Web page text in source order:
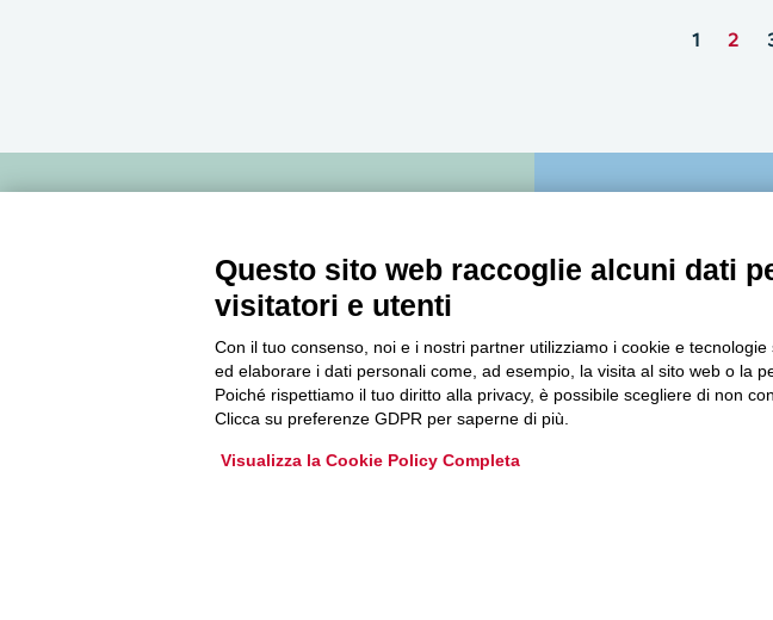
1 2
Accedi o iscriviti alla nostra Newsletter Legacoop
Informazioni per restare sempre aggiornati sul
mondo della cooperazione.
Guarda i nostri video,
Questo sito web raccoglie alcuni dati
visitatori e utenti
Con il tuo consenso, noi e i nostri partner utilizziamo i cookie e
ed elaborare i dati personali come, ad esempio, la visita al sito web o la
Poiché rispettiamo il tuo diritto alla privacy, è possibile scegliere di non
Clicca su preferenze GDPR per saperne di più.
Visualizza la Cookie Policy Completa